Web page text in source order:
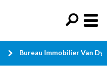
Bureau Immobilier Van